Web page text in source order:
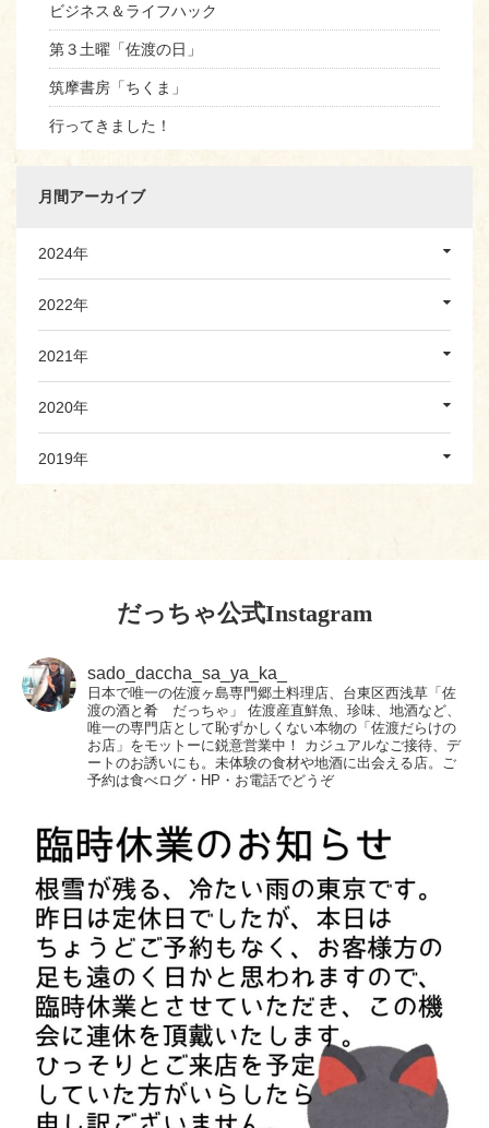
ビジネス＆ライフハック
第３土曜「佐渡の日」
筑摩書房「ちくま」
行ってきました！
月間アーカイブ
2024年
2022年
2021年
2020年
2019年
だっちゃ公式Instagram
sado_daccha_sa_ya_ka_
日本で唯一の佐渡ヶ島専門郷土料理店、台東区西浅草「佐
渡の酒と肴 だっちゃ」
佐渡産直鮮魚、珍味、地酒など、
唯一の専門店として恥ずかしくない本物の「佐渡だらけの
お店」をモットーに鋭意営業中！
カジュアルなご接待、デ
ートのお誘いにも。未体験の食材や地酒に出会える店。ご
予約は食べログ・HP・お電話でどうぞ